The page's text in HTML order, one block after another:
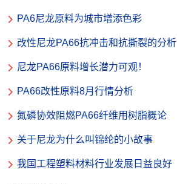
PA6尼龙原料为城市增添色彩
改性尼龙PA66抗冲击和抗撕裂的分析
尼龙PA66原料增长潜力可观！
PA66改性原料8月行情分析
氮磷协效阻燃PA66纤维用树脂概论
关于尼龙为什么叫锦纶的小故事
我国工程塑料材料行业发展日益良好